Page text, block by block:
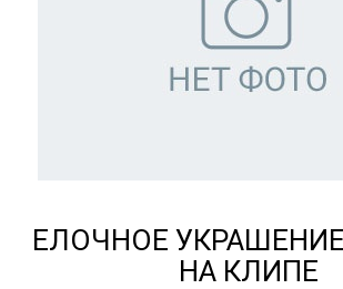
ЕЛОЧНОЕ
НА КЛИПЕ